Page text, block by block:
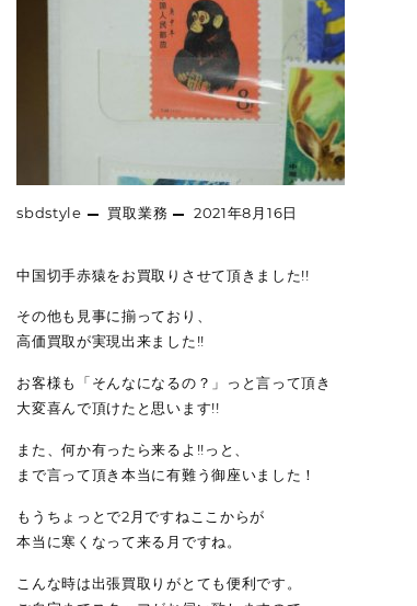
sbdstyle 買取業務 2021年8月16日
中国切手赤猿をお買取りさせて頂きました!!
その他も見事に揃っており、
高価買取が実現出来ました!!
お客様も「そんなになるの？」っと言って頂き
大変喜んで頂けたと思います!!
また、何か有ったら来るよ!!っと、
まで言って頂き本当に有難う御座いました！
もうちょっとで2月ですねここからが
本当に寒くなって来る月ですね。
こんな時は出張買取りがとても便利です。